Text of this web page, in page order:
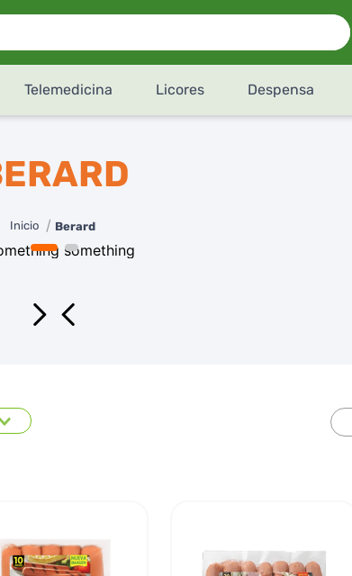
te gustaría recibir
de SúperXtra?
Recibe en tu domicilio
Telemedicina Licores Despensa
Berard